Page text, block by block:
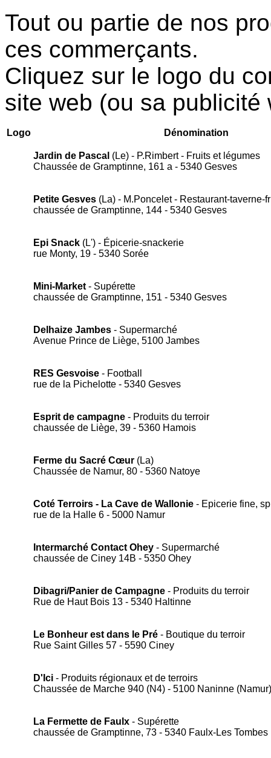
Tout ou partie de nos
ces commerçants.
Cliquez sur le logo du
site web (ou sa publicité
Logo Dénomination
Jardin de Pascal (Le) - P.Rimbert - Fruits et légumes
Chaussée de Gramptinne, 161 a - 5340 Gesves
Petite Gesves (La) - M.Poncelet - Restaurant-taverne-
chaussée de Gramptinne, 144 - 5340 Gesves
Epi Snack (L') - Épicerie-snackerie
rue Monty, 19 - 5340 Sorée
Mini-Market - Supérette
chaussée de Gramptinne, 151 - 5340 Gesves
Delhaize Jambes - Supermarché
Avenue Prince de Liège, 5100 Jambes
RES Gesvoise - Football
rue de la Pichelotte - 5340 Gesves
Esprit de campagne - Produits du terroir
chaussée de Liège, 39 - 5360 Hamois
Ferme du Sacré Cœur (La)
Chaussée de Namur, 80 - 5360 Natoye
Coté Terroirs - La Cave de Wallonie - Epicerie fine,
rue de la Halle 6 - 5000 Namur
Intermarché Contact Ohey - Supermarché
chaussée de Ciney 14B - 5350 Ohey
Dibagri/Panier de Campagne - Produits du terroir
Rue de Haut Bois 13 - 5340 Haltinne
Le Bonheur est dans le Pré - Boutique du terroir
Rue Saint Gilles 57 - 5590 Ciney
D'Ici - Produits régionaux et de terroirs
Chaussée de Marche 940 (N4) - 5100 Naninne (Namur)
La Fermette de Faulx - Supérette
chaussée de Gramptinne, 73 - 5340 Faulx-Les Tombes